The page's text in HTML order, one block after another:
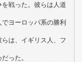
戦った。彼らは人道
ヨーロッパ系の勝利
は、イギリス人、フ
った。